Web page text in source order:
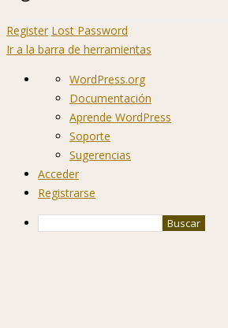
Register Lost Password
Ir a la barra de herramientas
Acerca
WordPress
WordPress.org
Documentación
Aprende WordPress
Soporte
Sugerencias
Acceder
Registrarse
Buscar